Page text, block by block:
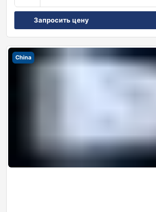
Запросить цену
China